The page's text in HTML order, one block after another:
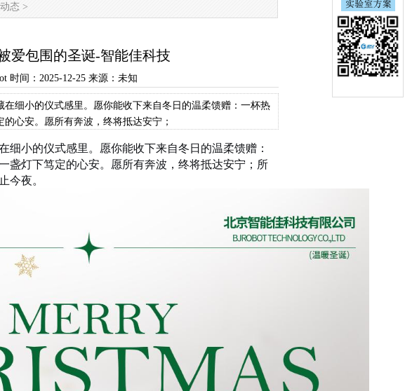
态 >
爱包围的圣诞-智能佳科技
时间：2025-12-25 来源：未知
细小的仪式感里。愿你能收下来自冬日的温柔馈赠：一杯热
心安。愿所有奔波，终将抵达安宁；
细小的仪式感里。愿你能收下来自冬日的温柔馈赠：
盏灯下笃定的心安。愿所有奔波，终将抵达安宁；所
今夜。